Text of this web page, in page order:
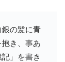
の髪に青
き、事あ
」を書き